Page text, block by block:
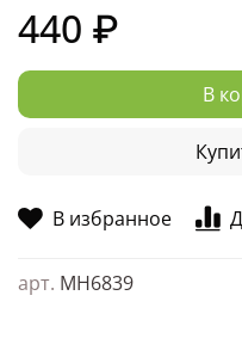
В избранное
арт. МН6839
Срок годности: 12 мес.
Условия хранения:
прямых солнечных
440 ₽
В